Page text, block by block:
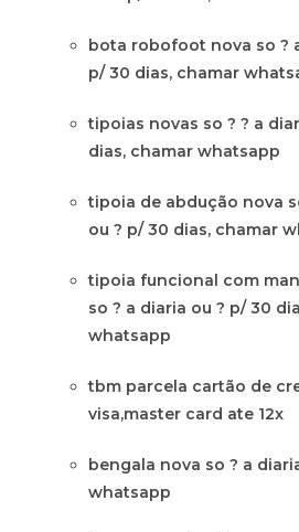
bota robofoot nova so ?
p/ 30 dias, chamar
tipoias novas so ? ? a
dias, chamar whatsapp
tipoia de abdução nova
ou ? p/ 30 dias, chamar
tipoia funcional com
so ? a diaria ou ? p/ 30
whatsapp
tbm parcela cartão de
visa,master card ate 12x
bengala nova so ? a
whatsapp